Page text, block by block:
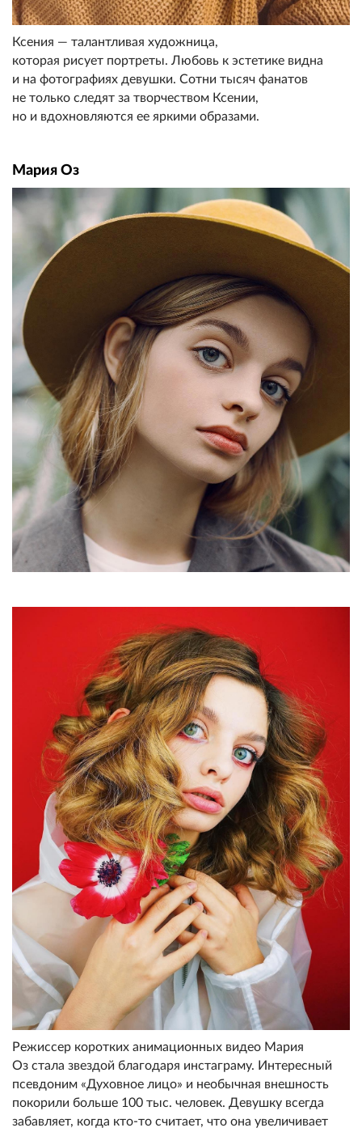
Ксения — талантливая художница,
которая рисует портреты. Любовь к эстетике видна
и на фотографиях девушки. Сотни тысяч фанатов
не только следят за творчеством Ксении,
но и вдохновляются ее яркими образами.
Мария Оз
Режиссер коротких анимационных видео Мария
Оз стала звездой благодаря инстаграму. Интересный
псевдоним «Духовное лицо» и необычная внешность
покорили больше 100 тыс. человек. Девушку всегда
забавляет, когда кто-то считает, что она увеличивает